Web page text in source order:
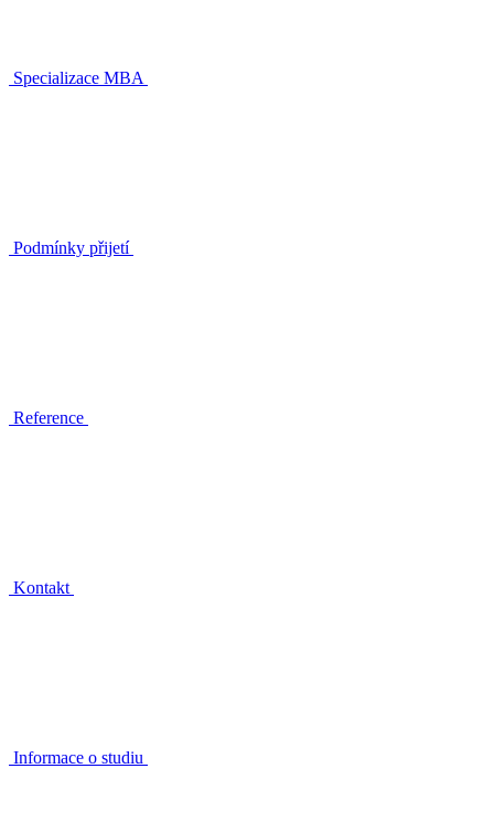
Specializace MBA
Podmínky přijetí
Reference
Kontakt
Informace o studiu